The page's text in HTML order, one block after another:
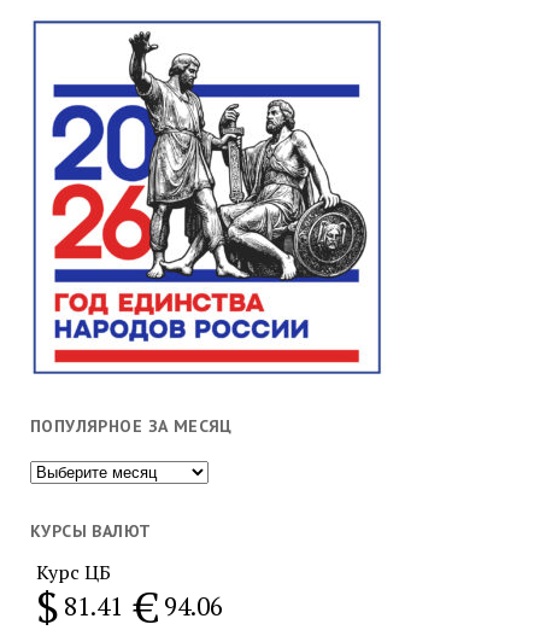
ПОПУЛЯРНОЕ ЗА МЕСЯЦ
Популярное
месяц
КУРСЫ ВАЛЮТ
Курс ЦБ
$ 81.41 € 94.06